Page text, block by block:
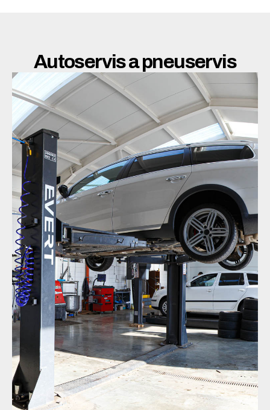
Autoservis a pneuservis